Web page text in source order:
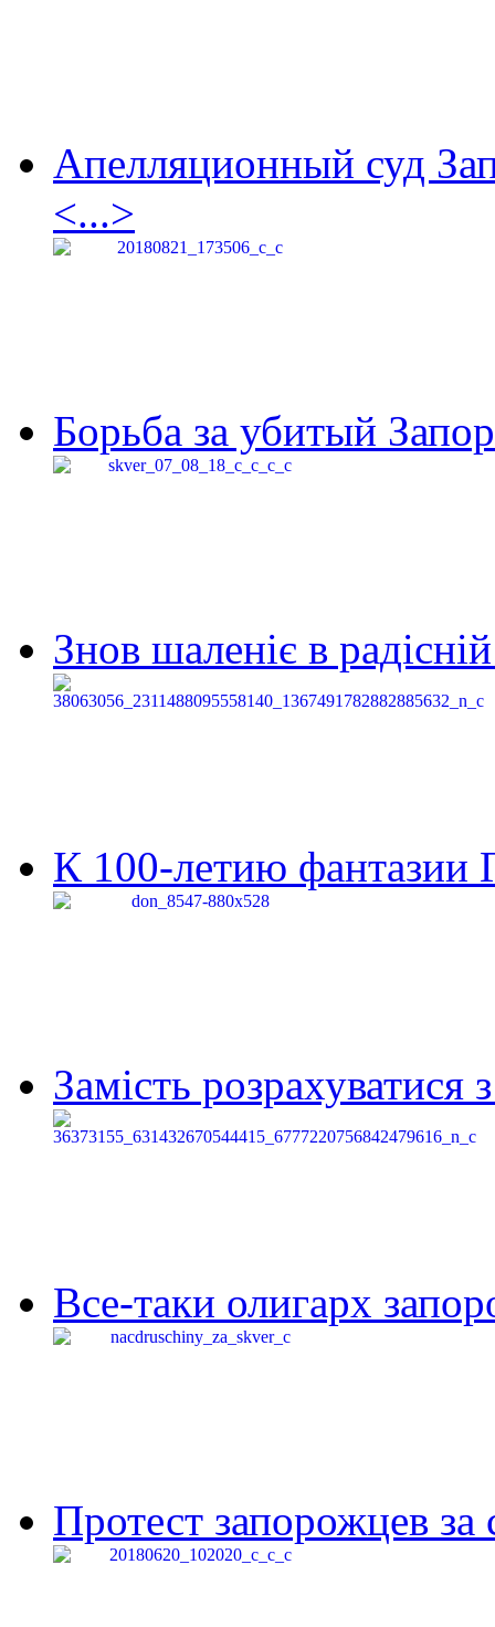
Апелляционный суд
<...>
Борьба за убитый
Знов шаленіє в
К 100-летию фантазии
Замість
Все-таки олигарх
Протест запорожцев за